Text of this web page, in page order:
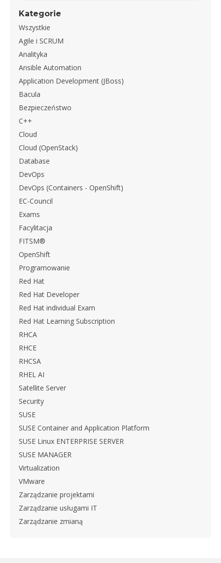
Kategorie
Wszystkie
Agile i SCRUM
Analityka
Ansible Automation
Application Development (JBoss)
Bacula
Bezpieczeństwo
C++
Cloud
Cloud (OpenStack)
Database
DevOps
DevOps (Containers - OpenShift)
EC-Council
Exams
Facylitacja
FITSM®
OpenShift
Programowanie
Red Hat
Red Hat Developer
Red Hat individual Exam
Red Hat Learning Subscription
RHCA
RHCE
RHCSA
RHEL AI
Satellite Server
Security
SUSE
SUSE Container and Application Platform
SUSE Linux ENTERPRISE SERVER
SUSE MANAGER
Virtualization
VMware
Zarządzanie projektami
Zarządzanie usługami IT
Zarządzanie zmianą